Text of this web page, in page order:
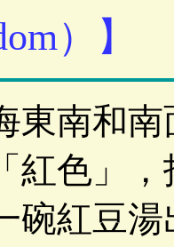
）】
南和南
紅色」
碗紅豆